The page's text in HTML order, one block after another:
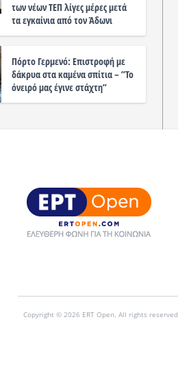
των νέων ΤΕΠ λίγες μέρες μετά
τα εγκαίνια από τον Άδωνι
Πόρτο Γερμενό: Επιστροφή με
δάκρυα στα καμένα σπίτια – ”Το
όνειρό μας έγινε στάχτη”
Copyright © 2026 ERT Open. All rights